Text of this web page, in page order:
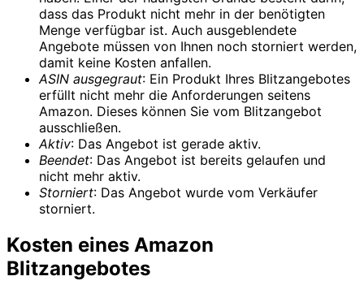
dass das Produkt nicht mehr in der benötigten
Menge verfügbar ist. Auch ausgeblendete
Angebote müssen von Ihnen noch storniert werden,
damit keine Kosten anfallen.
ASIN ausgegraut: Ein Produkt Ihres Blitzangebotes
erfüllt nicht mehr die Anforderungen seitens
Amazon. Dieses können Sie vom Blitzangebot
ausschließen.
Aktiv: Das Angebot ist gerade aktiv.
Beendet: Das Angebot ist bereits gelaufen und
nicht mehr aktiv.
Storniert: Das Angebot wurde vom Verkäufer
storniert.
Kosten eines Amazon
Blitzangebotes